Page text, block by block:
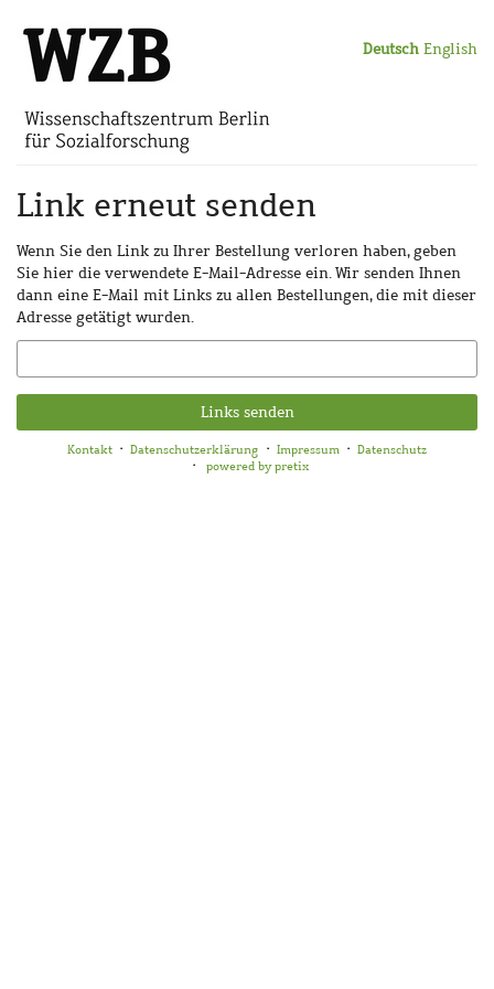
Haupt-
Inhalt
springen
Deutsch English
Link erneut senden
Wenn Sie den Link zu Ihrer Bestellung verloren haben, geben
Sie hier die verwendete E-Mail-Adresse ein. Wir senden Ihnen
dann eine E-Mail mit Links zu allen Bestellungen, die mit dieser
Adresse getätigt wurden.
E-
Mail
Links senden
Kontakt Datenschutzerklärung Impressum
Datenschutz
powered by pretix